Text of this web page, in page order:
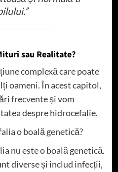
sau Realitate?
complexă care poate
oameni. În acest capitol,
frecvente și vom
despre hidrocefalie.
o boală genetică?
nu este o boală genetică.
diverse și includ infecții,